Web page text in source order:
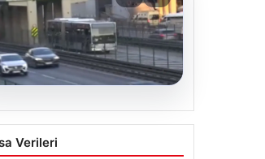
düştü, metrobüs
Kadının durumu
Verileri